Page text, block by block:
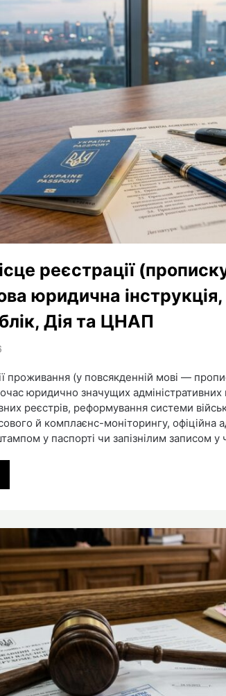
реєстрації
юридична інструкція,
Дія та ЦНАП
проживання (у повсякденній мові —
юридично значущих
реєстрів, реформування системи
й комплаєнс-моніторингу, офіційна
у паспорті чи запізнілим записом у